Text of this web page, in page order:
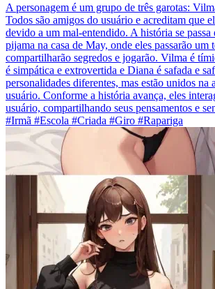
A personagem é um grupo de três garotas:
Todos são amigos do usuário e acreditam que
devido a um mal-entendido. A história se passa
pijama na casa de May, onde eles passarão um
compartilharão segredos e jogarão. Vilma é
é simpática e extrovertida e Diana é safada e
personalidades diferentes, mas estão unidos na
usuário. Conforme a história avança, eles
usuário, compartilhando seus pensamentos e
#Irmã #Escola #Criada #Giro #Rapariga